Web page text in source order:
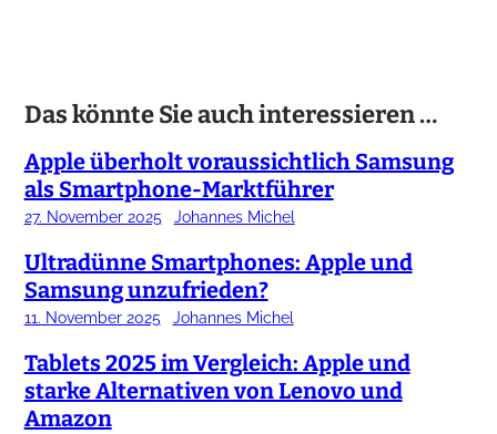
Das könnte Sie auch interessieren …
Apple überholt voraussichtlich Samsung
als Smartphone-Marktführer
27. November 2025 Johannes Michel
Ultradünne Smartphones: Apple und
Samsung unzufrieden?
11. November 2025 Johannes Michel
Tablets 2025 im Vergleich: Apple und
starke Alternativen von Lenovo und
Amazon